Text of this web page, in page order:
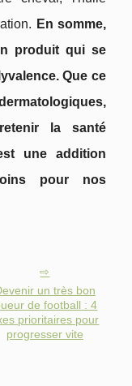
En somme,
produit qui se
Que ce
la santé
une addition
pour nos
un très bon
de football : 4
prioritaires pour
progresser vite